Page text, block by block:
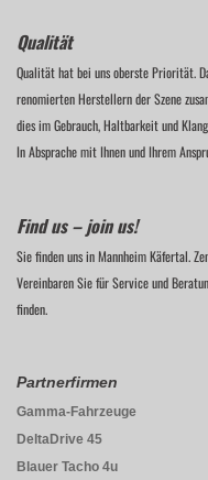
Qualität
Qualität hat bei uns oberste Priorität.
renomierten Herstellern der Szene
dies im Gebrauch, Haltbarkeit und
In Absprache mit Ihnen und Ihrem
Find us – join us!
Sie finden uns in Mannheim Käfertal.
Vereinbaren Sie für Service und
finden.
Partnerfirmen
Gamma-Fahrzeuge
DeltaDrive 45
Blauer Tacho 4u